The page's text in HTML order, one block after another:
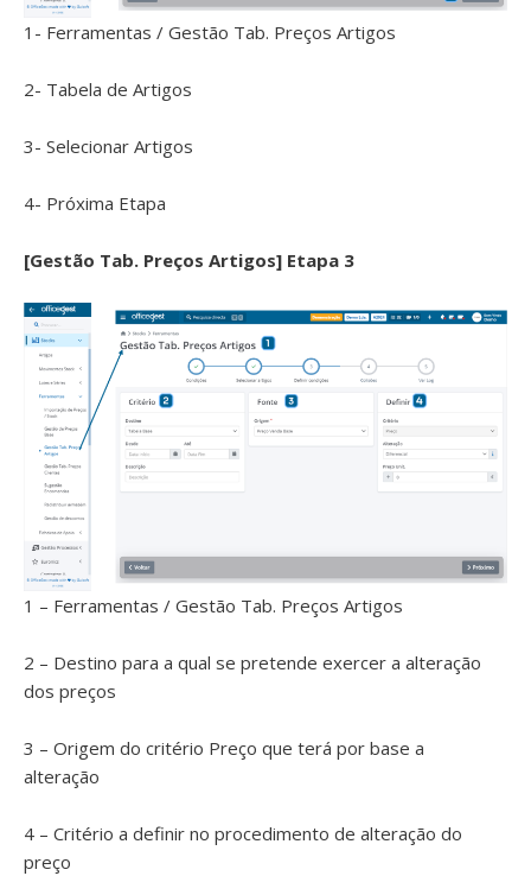
1- Ferramentas / Gestão Tab. Preços Artigos
2- Tabela de Artigos
3- Selecionar Artigos
4- Próxima Etapa
[Gestão Tab. Preços Artigos] Etapa 3
1 – Ferramentas / Gestão Tab. Preços Artigos
2 – Destino para a qual se pretende exercer a alteração
dos preços
3 – Origem do critério Preço que terá por base a
alteração
4 – Critério a definir no procedimento de alteração do
preço